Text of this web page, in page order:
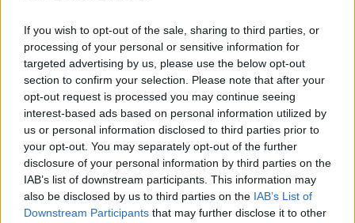
If you wish to opt-out of the sale, sharing to third parties, or
processing of your personal or sensitive information for
targeted advertising by us, please use the below opt-out
section to confirm your selection. Please note that after your
opt-out request is processed you may continue seeing
interest-based ads based on personal information utilized by
us or personal information disclosed to third parties prior to
your opt-out. You may separately opt-out of the further
disclosure of your personal information by third parties on the
IAB’s list of downstream participants. This information may
also be disclosed by us to third parties on the IAB’s List of
Downstream Participants that may further disclose it to other
Il Balaton Park è il tipo di circuito che può ribaltare
rapidamente le aspettative. Un pilota che fatica a trovare il
ritmo nelle chicane può perdere tempo in più punti al giro,
mentre coloro che “ci sanno fare” possono trasformare i
piccoli guadagni in un vantaggio decisivo, mantenendo la
moto bilanciata e gli pneumatici nella giusta finestra.
La storia ungherese della MotoGP: dall’Hungaroring al Lago
Balaton
Il rapporto della MotoGP con l’Ungheria è breve ma
memorabile. Il Paese è entrato per la prima volta nel
calendario dei Gran Premi nel1990 , quando il campionato
del mondo ha corso all’Hungaroring, vicino a Budapest.